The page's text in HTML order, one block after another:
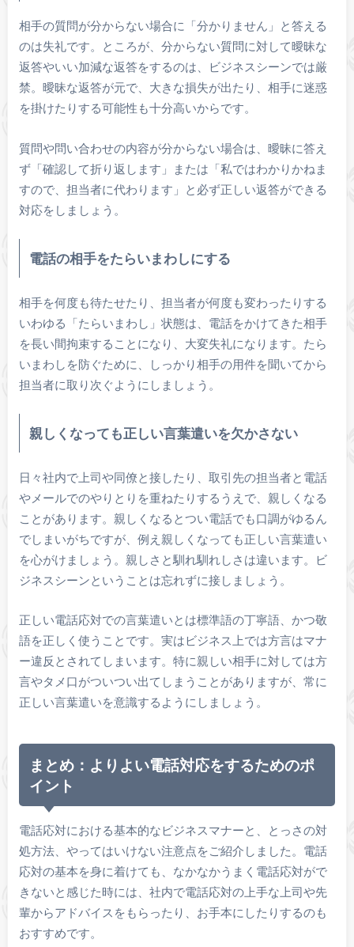
相手の質問が分からない場合に「分かりません」と答える
のは失礼です。ところが、分からない質問に対して曖昧な
返答やいい加減な返答をするのは、ビジネスシーンでは厳
禁。曖昧な返答が元で、大きな損失が出たり、相手に迷惑
を掛けたりする可能性も十分高いからです。
質問や問い合わせの内容が分からない場合は、曖昧に答え
ず「確認して折り返します」または「私ではわかりかねま
すので、担当者に代わります」と必ず正しい返答ができる
対応をしましょう。
電話の相手をたらいまわしにする
相手を何度も待たせたり、担当者が何度も変わったりする
いわゆる「たらいまわし」状態は、電話をかけてきた相手
を長い間拘束することになり、大変失礼になります。たら
いまわしを防ぐために、しっかり相手の用件を聞いてから
担当者に取り次ぐようにしましょう。
親しくなっても正しい言葉遣いを欠かさない
日々社内で上司や同僚と接したり、取引先の担当者と電話
やメールでのやりとりを重ねたりするうえで、親しくなる
ことがあります。親しくなるとつい電話でも口調がゆるん
でしまいがちですが、例え親しくなっても正しい言葉遣い
を心がけましょう。親しさと馴れ馴れしさは違います。ビ
ジネスシーンということは忘れずに接しましょう。
正しい電話応対での言葉遣いとは標準語の丁寧語、かつ敬
語を正しく使うことです。実はビジネス上では方言はマナ
ー違反とされてしまいます。特に親しい相手に対しては方
言やタメ口がついつい出てしまうことがありますが、常に
正しい言葉遣いを意識するようにしましょう。
まとめ：よりよい電話対応をするためのポ
イント
電話応対における基本的なビジネスマナーと、とっさの対
処方法、やってはいけない注意点をご紹介しました。電話
応対の基本を身に着けても、なかなかうまく電話応対がで
きないと感じた時には、社内で電話応対の上手な上司や先
輩からアドバイスをもらったり、お手本にしたりするのも
おすすめです。